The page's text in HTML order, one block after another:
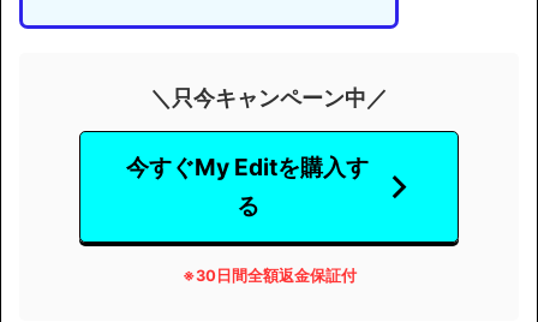
＼只今キャンペーン中／
今すぐMy Editを購入す
る
※30日間全額返金保証付